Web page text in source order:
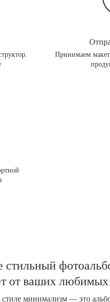
Принимаем
стильный
от ваших
минимализм — это